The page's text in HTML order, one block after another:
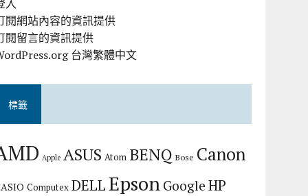
入
閱網站內容的資訊提供
閱留言的資訊提供
台灣繁體中文
標籤
Apple ASUS Atom BENQ Bose Canon
Computex DELLEpson Google HP